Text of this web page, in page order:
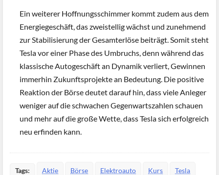
Ein weiterer Hoffnungsschimmer kommt zudem aus dem
Energiegeschäft, das zweistellig wächst und zunehmend
zur Stabilisierung der Gesamterlöse beiträgt. Somit steht
Tesla vor einer Phase des Umbruchs, denn während das
klassische Autogeschäft an Dynamik verliert, Gewinnen
immerhin Zukunftsprojekte an Bedeutung. Die positive
Reaktion der Börse deutet darauf hin, dass viele Anleger
weniger auf die schwachen Gegenwartszahlen schauen
und mehr auf die große Wette, dass Tesla sich erfolgreich
neu erfinden kann.
Tags: Aktie Börse Elektroauto Kurs Tesla